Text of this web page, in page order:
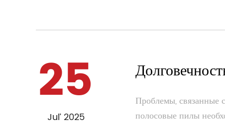
25
Jul’ 2025
Проблемы,
полосовые пилы